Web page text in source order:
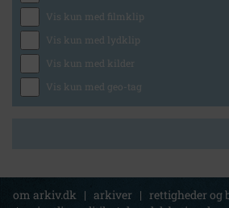
Vis kun med filmklip
Vis kun med lydklip
Vis kun med kilder
Vis kun med geo-tag
om arkiv.dk | arkiver | rettigheder og